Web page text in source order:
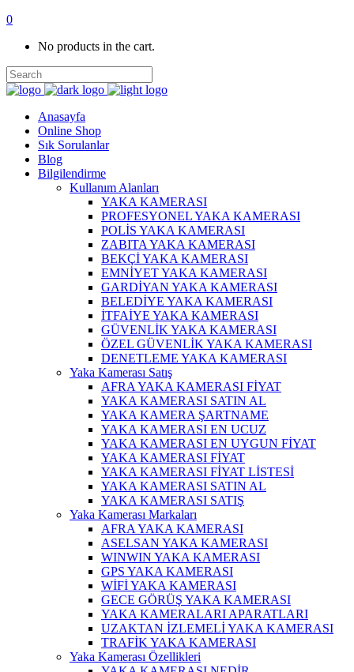
0
No products in the cart.
Anasayfa
Online Shop
Sık Sorulanlar
Blog
Bilgilendirme
Kullanım Alanları
YAKA KAMERASI
PROFESYONEL YAKA KAMERASI
POLİS YAKA KAMERASI
ZABITA YAKA KAMERASI
BEKÇİ YAKA KAMERASI
EMNİYET YAKA KAMERASI
GARDİYAN YAKA KAMERASI
BELEDİYE YAKA KAMERASI
İTFAİYE YAKA KAMERASI
GÜVENLİK YAKA KAMERASI
ÖZEL GÜVENLİK YAKA KAMERASI
DENETLEME YAKA KAMERASI
Yaka Kamerası Satış
AFRA YAKA KAMERASI FİYAT
YAKA KAMERASI SATIN AL
YAKA KAMERA ŞARTNAME
YAKA KAMERASI EN UCUZ
YAKA KAMERASI EN UYGUN FİYAT
YAKA KAMERASI FİYAT
YAKA KAMERASI FİYAT LİSTESİ
YAKA KAMERASI SATIN AL
YAKA KAMERASI SATIŞ
Yaka Kamerası Markaları
AFRA YAKA KAMERASI
ASELSAN YAKA KAMERASI
WINWIN YAKA KAMERASI
GPS YAKA KAMERASI
WİFİ YAKA KAMERASI
GECE GÖRÜŞ YAKA KAMERASI
YAKA KAMERALARI APARATLARI
UZAKTAN İZLEMELİ YAKA KAMERASI
TRAFİK YAKA KAMERASI
Yaka Kamerası Özellikleri